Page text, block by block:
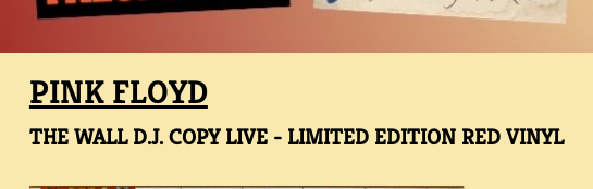
PINK FLOYD
THE WALL D.J. COPY LIVE - LIMITED EDITION RED VINYL